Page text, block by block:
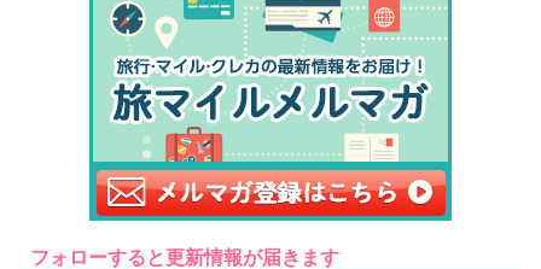
フォローすると更新情報が届きます